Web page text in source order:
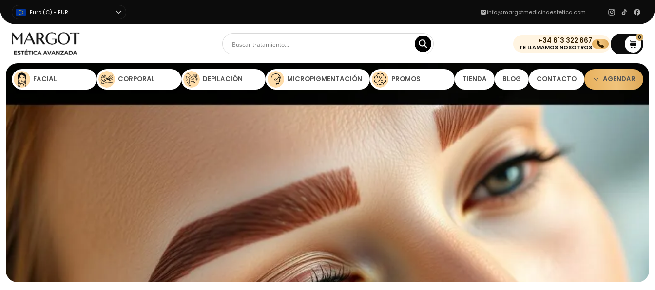
Euro (€) - EUR info@margotmedicinaestetica.com
+34 613 322 667
TE LLAMAMOS NOSOTROS
0
FACIAL CORPORAL DEPILACIÓN MICROPIGMENTACIÓN PROMOS TIENDA BLOG CONTACTO AGENDAR